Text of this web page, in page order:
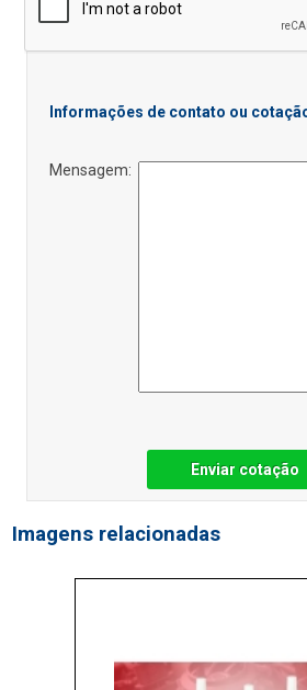
Informações de contato ou
Mensagem:
Enviar cotação
Imagens relacionadas